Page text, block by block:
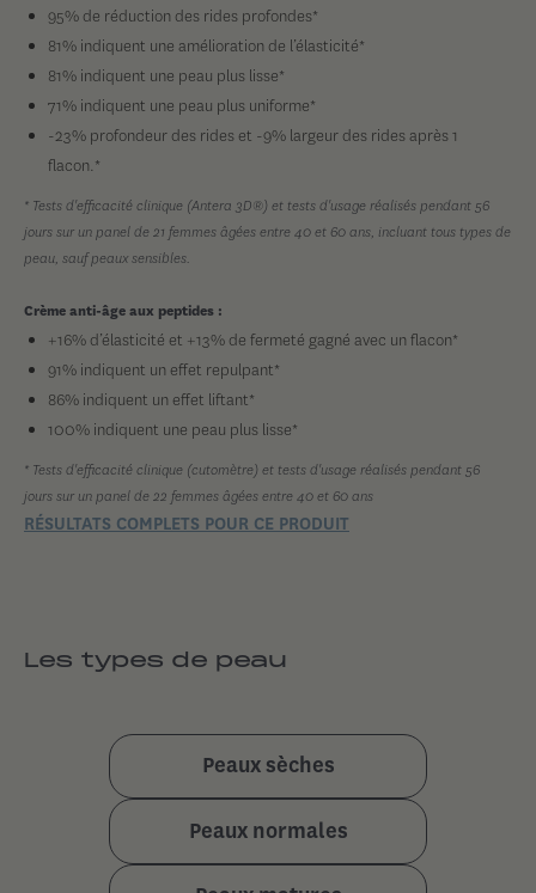
95% de réduction des rides profondes*
81% indiquent une amélioration de l’élasticité*
81% indiquent une peau plus lisse*
71% indiquent une peau plus uniforme*
-23% profondeur des rides et -9% largeur des rides après 1
flacon.*
* Tests d'efficacité clinique (Antera 3D®) et tests d'usage réalisés pendant 56
jours sur un panel de 21 femmes âgées entre 40 et 60 ans, incluant tous types de
peau, sauf peaux sensibles.
Crème anti-âge aux peptides :
+16% d’élasticité et +13% de fermeté gagné avec un flacon*
91% indiquent un effet repulpant*
86% indiquent un effet liftant*
100% indiquent une peau plus lisse*
* Tests d'efficacité clinique (cutomètre) et tests d'usage réalisés pendant 56
jours sur un panel de 22 femmes âgées entre 40 et 60 ans
RÉSULTATS COMPLETS POUR CE PRODUIT
Les types de peau
Peaux sèches
Peaux normales